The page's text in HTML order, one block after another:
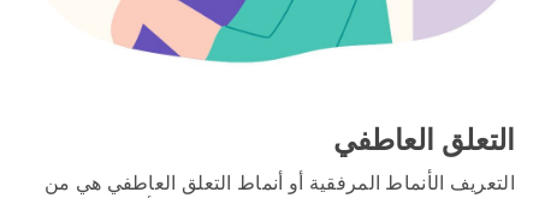
التعلق العاطفي
التعريف الأنماط المرفقية أو أنماط التعلق العاطفي هي من